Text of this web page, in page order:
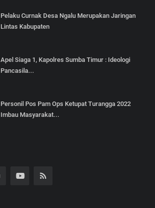
Pelaku Curnak Desa Ngalu Merupakan Jaringan
Lintas Kabupaten
Apel Siaga 1, Kapolres Sumba Timur : Ideologi
Pancasila...
Personil Pos Pam Ops Ketupat Turangga 2022
Imbau Masyarakat...